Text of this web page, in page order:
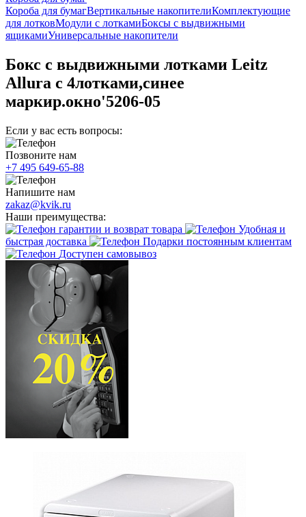
Короба для бумагВертикальные накопителиКомплектующие
для лотковМодули с лоткамиБоксы с выдвижными
ящикамиУниверсальные накопители
Бокс с выдвижными лотками Leitz
Allura с 4лотками,синее
маркир.окно'5206-05
Если у вас есть вопросы:
Позвоните нам
+7 495 649-65-88
Напишите нам
zakaz@kvik.ru
Наши преимущества:
гарантии и возврат товара
Удобная и
быстрая доставка
Подарки постоянным клиентам
Доступен самовывоз